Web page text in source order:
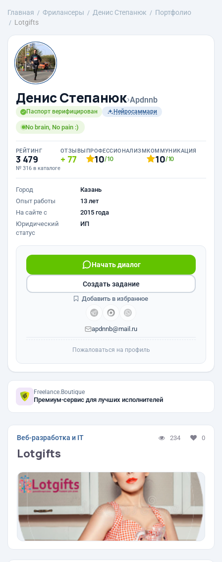
Главная Фрилансеры Денис Степанюк
Портфолио
Lotgifts
Денис Степанюк›Apdnnb
Паспорт верифицирован Нейросаммари
No brain, No pain :)
РЕЙТИНГ
3 479
№ 316 в каталоге
ОТЗЫВЫ
77
ПРОФЕССИОНАЛИЗМ
10/10
КОММУНИКАЦИЯ
10/10
Город
Казань
Опыт работы
13 лет
На сайте с
2015 года
Юридический
статус
ИП
Начать диалог
apdnnb@mail.ru
Создать задание
Добавить в избранное
Пожаловаться на профиль
Freelance.Boutique
Премиум-сервис для лучших исполнителей
Веб-разработка и IT 234 0
Lotgifts